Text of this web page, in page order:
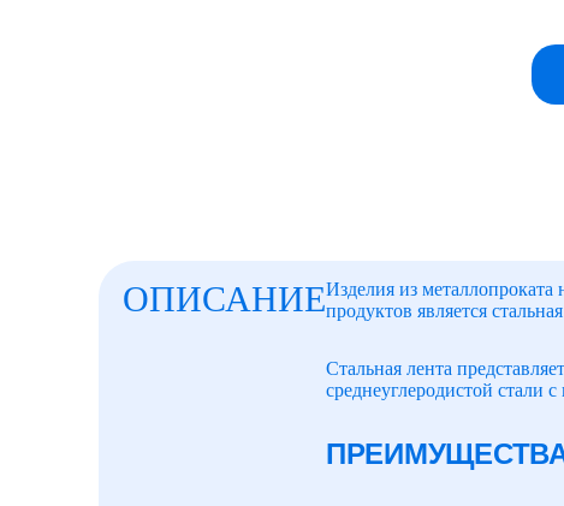
ОПИСАНИЕИзделия из
продуктов является
Стальная лента
среднеуглеродистой стали